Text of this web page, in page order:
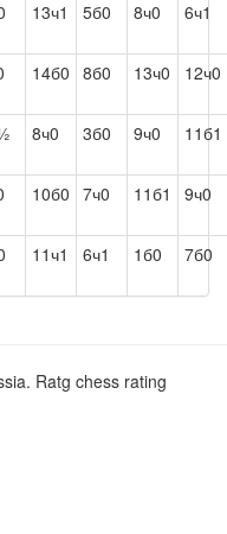
13ч1 5б0 8ч0 6ч1
14б0 8б0 13ч0 12ч0
8ч0 3б0 9ч0 11б1
10б0 7ч0 11б1 9ч0
11ч1 6ч1 1б0 7б0
Ratg chess rating